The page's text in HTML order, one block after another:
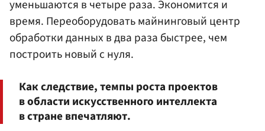
уменьшаются в четыре раза. Экономится и
время. Переоборудовать майнинговый центр
обработки данных в два раза быстрее, чем
построить новый с нуля.
Как следствие, темпы роста проектов
в области искусственного интеллекта
в стране впечатляют.